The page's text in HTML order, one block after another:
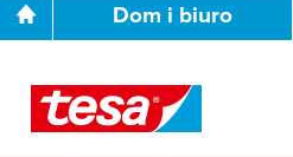
Dom i biuro